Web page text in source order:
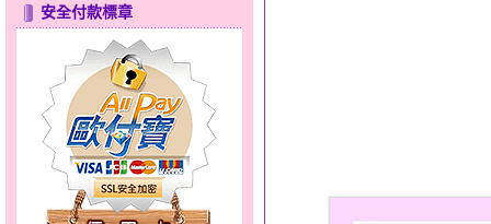
只愛你～男黃金戒指
安全付款標章